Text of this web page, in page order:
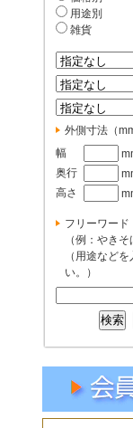
用途別
雑貨
外側寸法（mm
幅
奥行
高さ
フリーワード
（例：やき
（用途など
い。）